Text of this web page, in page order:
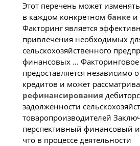
Этот перечень может
в каждом конкретном банкеи
Факторинг является
привлечения необходимых
сельскохозяйственного
финансовых ...
предоставляется независимо
кредитов и может
рефинансирования
задолженности
товаропроизводителей
перспективный финансовый
что в процессе деятельности